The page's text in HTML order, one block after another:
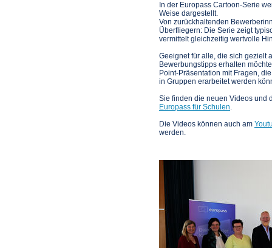
In der Europass Cartoon-Serie
Weise dargestellt.
Von zurückhaltenden
Überfliegern: Die Serie zeigt
vermittelt gleichzeitig wertvolle
Geeignet für alle, die sich gezielt
Bewerbungstipps erhalten
Point-Präsentation mit Fragen,
in Gruppen erarbeitet werden
Sie finden die neuen Videos und
Europass für Schulen.
Die Videos können auch am
werden.